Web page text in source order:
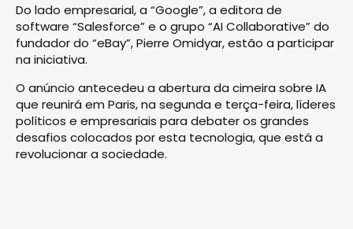
Do lado empresarial, a “Google”, a editora de
software “Salesforce” e o grupo “AI Collaborative” do
fundador do “eBay”, Pierre Omidyar, estão a participar
na iniciativa.
O anúncio antecedeu a abertura da cimeira sobre IA
que reunirá em Paris, na segunda e terça-feira, líderes
políticos e empresariais para debater os grandes
desafios colocados por esta tecnologia, que está a
revolucionar a sociedade.